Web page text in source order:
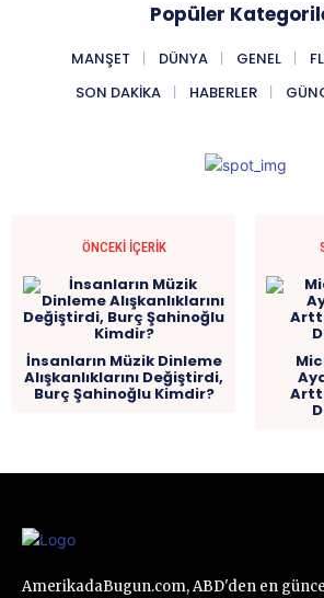
Popüler
MANŞET DÜNYA GENEL
SON DAKIKA
HABERLER
ÖNCEKI İÇERIK
İnsanların Müzik Dinleme
Alışkanlıklarını Değiştirdi,
Burç Şahinoğlu Kimdir?
AmerikadaBugun.com, ABD'den en